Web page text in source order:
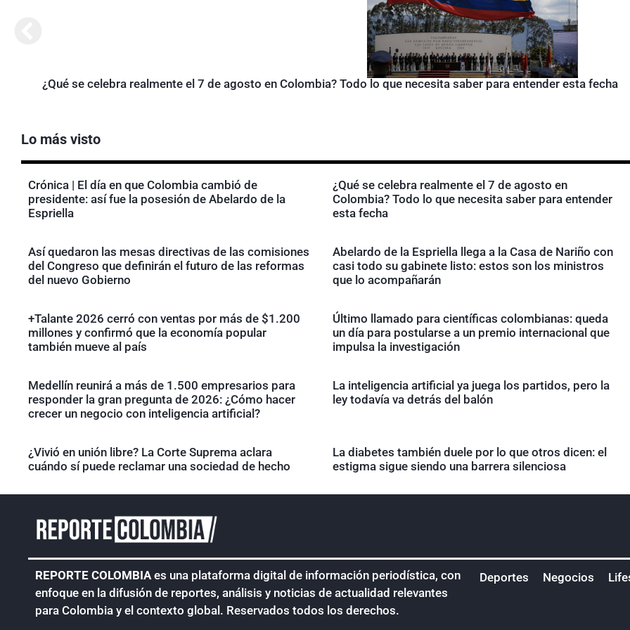
¿Qué se celebra realmente el 7 de agosto en Colombia? Todo lo que necesita saber para entender esta fecha
Lo más visto
Crónica | El día en que Colombia cambió de
presidente: así fue la posesión de Abelardo de la
Espriella
¿Qué se celebra realmente el 7 de agosto en
Colombia? Todo lo que necesita saber para entender
esta fecha
Así quedaron las mesas directivas de las comisiones
del Congreso que definirán el futuro de las reformas
del nuevo Gobierno
Abelardo de la Espriella llega a la Casa de Nariño con
casi todo su gabinete listo: estos son los ministros
que lo acompañarán
+Talante 2026 cerró con ventas por más de $1.200
millones y confirmó que la economía popular
también mueve al país
Último llamado para científicas colombianas: queda
un día para postularse a un premio internacional que
impulsa la investigación
Medellín reunirá a más de 1.500 empresarios para
responder la gran pregunta de 2026: ¿Cómo hacer
crecer un negocio con inteligencia artificial?
La inteligencia artificial ya juega los partidos, pero la
ley todavía va detrás del balón
¿Vivió en unión libre? La Corte Suprema aclara
cuándo sí puede reclamar una sociedad de hecho
La diabetes también duele por lo que otros dicen: el
estigma sigue siendo una barrera silenciosa
REPORTE COLOMBIA es una plataforma digital de información periodística, con
enfoque en la difusión de reportes, análisis y noticias de actualidad relevantes
para Colombia y el contexto global. Reservados todos los derechos.
Deportes Negocios